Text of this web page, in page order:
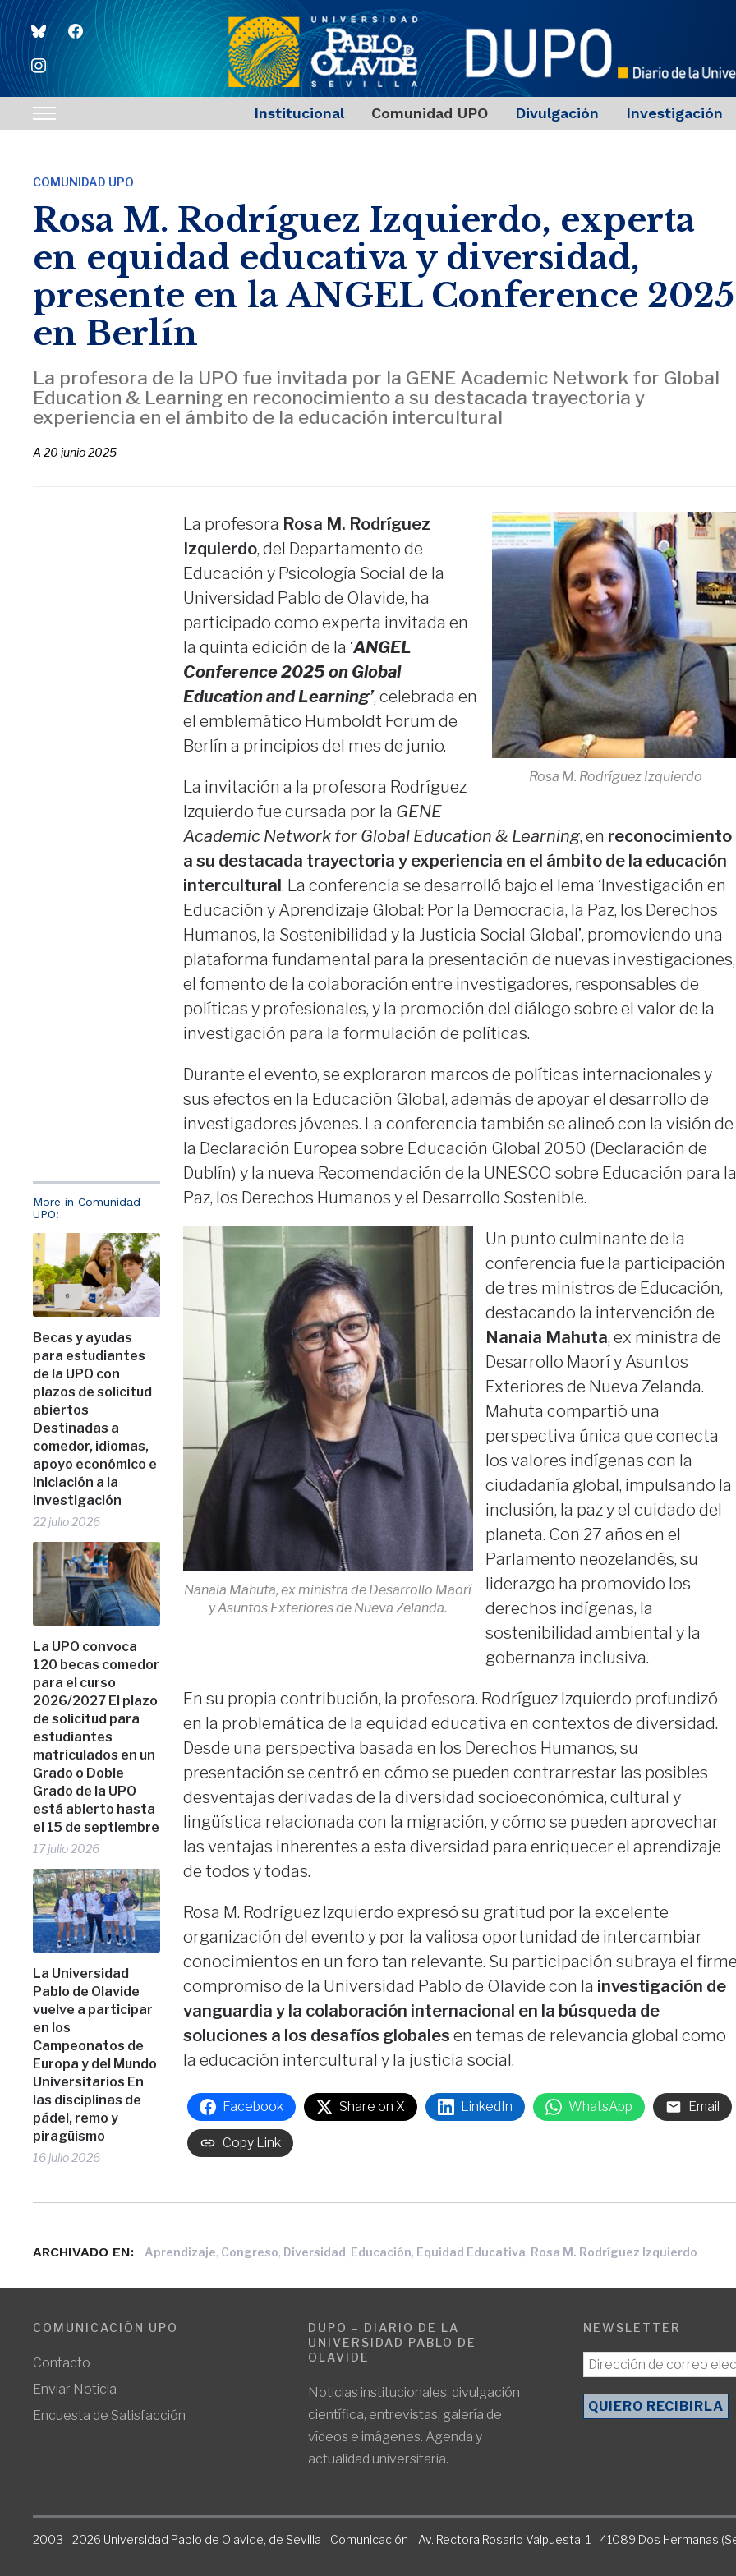
blueskyfacebook
instagram
Toggle
navigation
Institucional Comunidad UPO Divulgación Investigación
COMUNIDAD UPO
Rosa M. Rodríguez Izquierdo, experta
en equidad educativa y diversidad,
presente en la ANGEL Conference 2025
en Berlín
La profesora de la UPO fue invitada por la GENE Academic Network for Global
Education & Learning en reconocimiento a su destacada trayectoria y
experiencia en el ámbito de la educación intercultural
A20 junio 2025
More in Comunidad
UPO:
Becas y ayudas
para estudiantes
de la UPO con
plazos de solicitud
abiertos
Destinadas a
comedor, idiomas,
apoyo económico e
iniciación a la
investigación
22 julio 2026
La UPO convoca
120 becas comedor
para el curso
2026/2027 El plazo
de solicitud para
estudiantes
matriculados en un
Grado o Doble
Grado de la UPO
está abierto hasta
el 15 de septiembre
17 julio 2026
La Universidad
Pablo de Olavide
vuelve a participar
en los
Campeonatos de
Europa y del Mundo
Universitarios En
las disciplinas de
pádel, remo y
piragüismo
16 julio 2026
Rosa M. Rodríguez Izquierdo
La profesora Rosa M. Rodríguez
Izquierdo, del Departamento de
Educación y Psicología Social de la
Universidad Pablo de Olavide, ha
participado como experta invitada en
la quinta edición de la ‘ANGEL
Conference 2025 on Global
Education and Learning’, celebrada en
el emblemático Humboldt Forum de
Berlín a principios del mes de junio.
La invitación a la profesora Rodríguez
Izquierdo fue cursada por la GENE
Academic Network for Global Education & Learning, en reconocimiento
a su destacada trayectoria y experiencia en el ámbito de la educación
intercultural. La conferencia se desarrolló bajo el lema ‘Investigación en
Educación y Aprendizaje Global: Por la Democracia, la Paz, los Derechos
Humanos, la Sostenibilidad y la Justicia Social Global’, promoviendo una
plataforma fundamental para la presentación de nuevas investigaciones,
el fomento de la colaboración entre investigadores, responsables de
políticas y profesionales, y la promoción del diálogo sobre el valor de la
investigación para la formulación de políticas.
Durante el evento, se exploraron marcos de políticas internacionales y
sus efectos en la Educación Global, además de apoyar el desarrollo de
investigadores jóvenes. La conferencia también se alineó con la visión de
la Declaración Europea sobre Educación Global 2050 (Declaración de
Dublín) y la nueva Recomendación de la UNESCO sobre Educación para la
Paz, los Derechos Humanos y el Desarrollo Sostenible.
Nanaia Mahuta, ex ministra de Desarrollo Maorí
y Asuntos Exteriores de Nueva Zelanda.
Un punto culminante de la
conferencia fue la participación
de tres ministros de Educación,
destacando la intervención de
Nanaia Mahuta, ex ministra de
Desarrollo Maorí y Asuntos
Exteriores de Nueva Zelanda.
Mahuta compartió una
perspectiva única que conecta
los valores indígenas con la
ciudadanía global, impulsando la
inclusión, la paz y el cuidado del
planeta. Con 27 años en el
Parlamento neozelandés, su
liderazgo ha promovido los
derechos indígenas, la
sostenibilidad ambiental y la
gobernanza inclusiva.
En su propia contribución, la profesora. Rodríguez Izquierdo profundizó
en la problemática de la equidad educativa en contextos de diversidad.
Desde una perspectiva basada en los Derechos Humanos, su
presentación se centró en cómo se pueden contrarrestar las posibles
desventajas derivadas de la diversidad socioeconómica, cultural y
lingüística relacionada con la migración, y cómo se pueden aprovechar
las ventajas inherentes a esta diversidad para enriquecer el aprendizaje
de todos y todas.
Rosa M. Rodríguez Izquierdo expresó su gratitud por la excelente
organización del evento y por la valiosa oportunidad de intercambiar
conocimientos en un foro tan relevante. Su participación subraya el
compromiso de la Universidad Pablo de Olavide con la investigación de
vanguardia y la colaboración internacional en la búsqueda de
soluciones a los desafíos globales en temas de relevancia global como
la educación intercultural y la justicia social.
Facebook Share on X LinkedIn WhatsApp Email
Copy Link
ARCHIVADO EN: Aprendizaje, Congreso, Diversidad, Educación, Equidad Educativa, Rosa M. Rodríguez Izquierdo
COMUNICACIÓN UPO
Contacto
Enviar Noticia
Encuesta de Satisfacción
DUPO – DIARIO DE LA
UNIVERSIDAD PABLO DE
OLAVIDE
Noticias institucionales, divulgación
científica, entrevistas, galería de
vídeos e imágenes. Agenda y
actualidad universitaria.
NEWSLETTER
2003 - 2026 Universidad Pablo de Olavide, de Sevilla - Comunicación | Av. Rectora Rosario Valpuesta, 1 - 41089 Dos Hermanas